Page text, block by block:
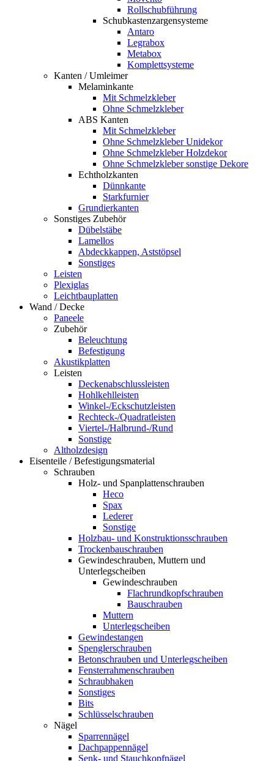
Rollschubführung
Schubkastenzargensysteme
Antaro
Legrabox
Metabox
Komplettsysteme
Kanten / Umleimer
Melaminkante
Mit Schmelzkleber
Ohne Schmelzkleber
ABS Kanten
Mit Schmelzkleber
Ohne Schmelzkleber Unidekor
Ohne Schmelzkleber Holzdekor
Ohne Schmelzkleber sonstige Dekore
Echtholzkanten
Dünnkante
Starkfurnier
Grundierkanten
Sonstiges Zubehör
Dübelstäbe
Lamellos
Abdeckkappen, Aststöpsel
Sonstiges
Leisten
Plexiglas
Leichtbauplatten
Wand / Decke
Paneele
Zubehör
Beleuchtung
Befestigung
Akustikplatten
Leisten
Deckenabschlussleisten
Hohlkehlleisten
Winkel-/Eckschutzleisten
Rechteck-/Quadratleisten
Viertel-/Halbrund-/Rund
Sonstige
Altholzdesign
Eisenteile / Befestigungsmaterial
Schrauben
Holz- und Spanplattenschrauben
Heco
Spax
Lederer
Sonstige
Holzbau- und Konstruktionsschrauben
Trockenbauschrauben
Gewindeschrauben, Muttern und
Unterlegscheiben
Gewindeschrauben
Flachrundkopfschrauben
Bauschrauben
Muttern
Unterlegscheiben
Gewindestangen
Spenglerschrauben
Betonschrauben und Unterlegscheiben
Fensterrahmenschrauben
Schraubhaken
Sonstiges
Bits
Schlüsselschrauben
Nägel
Sparrennägel
Dachpappennägel
Senk- und Stauchkopfnägel